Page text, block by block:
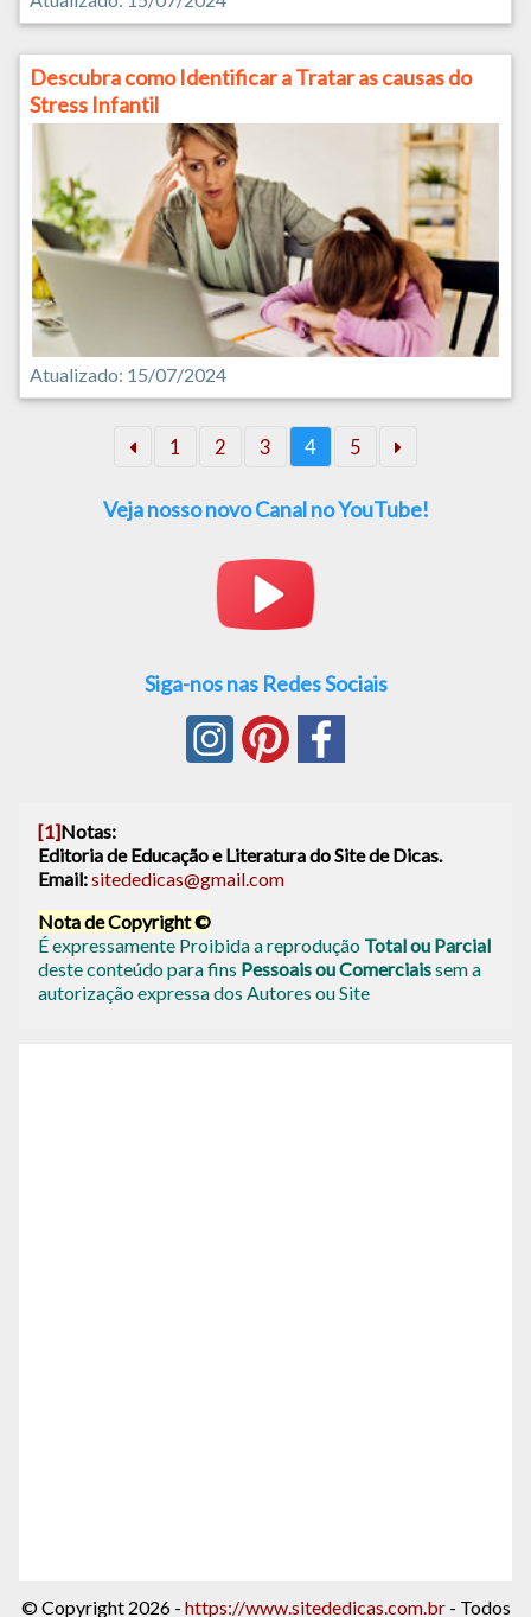
Descubra como Identificar a Tratar as causas do
Stress Infantil
Atualizado: 15/07/2024
1 2 3 4 5
Veja nosso novo Canal no YouTube!
Siga-nos nas Redes Sociais
[1]Notas:
Editoria de Educação e Literatura do Site de Dicas.
Email:sitededicas@gmail.com
Nota de Copyright ©
É expressamente Proibida a reprodução Total ou Parcial
deste conteúdo para fins Pessoais ou Comerciaissem a
autorização expressa dos Autores ou Site
© Copyright 2026 - https://www.sitededicas.com.br- Todos